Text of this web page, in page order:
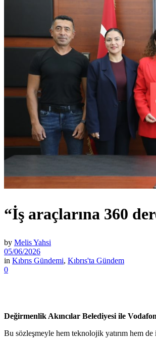
“İş araçlarına 360
by Melis Yahsi
05/06/2026
in Kıbrıs Gündemi, Kıbrıs'ta Gündem
0
Değirmenlik Akıncılar Belediyesi ile
Bu sözleşmeyle hem teknolojik yatırım hem de